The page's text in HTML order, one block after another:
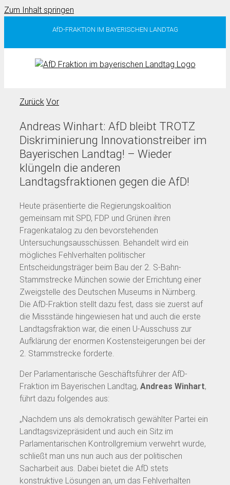
Zum Inhalt springen
AfD-FRAKTION IM BAYERISCHEN LANDTAG
Zurück Vor
Andreas Winhart: AfD bleibt TROTZ
Diskriminierung Innovationstreiber im
Bayerischen Landtag! – Wieder
klüngeln die anderen
Landtagsfraktionen gegen die AfD!
Heute präsentierte die Regierungskoalition
gemeinsam mit SPD, FDP und Grünen ihren
Fragenkatalog zu den bevorstehenden
Untersuchungsausschüssen. Behandelt wird ein
mögliches Fehlverhalten politischer
Entscheidungsträger beim Bau der 2. S-Bahn-
Stammstrecke München sowie der Errichtung einer
Zweigstelle des Deutschen Museums in Nürnberg.
Die AfD-Fraktion stellt dazu fest, dass sie zuerst auf
die Missstände hingewiesen hat und auch die erste
Landtagsfraktion war, die einen U-Ausschuss zur
Aufklärung der enormen Kostensteigerungen bei der
2. Stammstrecke forderte.
Der Parlamentarische Geschäftsführer der AfD-
Fraktion im Bayerischen Landtag, Andreas Winhart,
führt dazu folgendes aus:
„Nachdem uns als demokratisch gewählter Partei ein
Landtagsvizepräsident und auch ein Sitz im
Parlamentarischen Kontrollgremium verwehrt wurde,
schließt man uns nun auch aus der politischen
Sacharbeit aus. Dabei bietet die AfD stets
konstruktive Lösungen an, um das Fehlverhalten